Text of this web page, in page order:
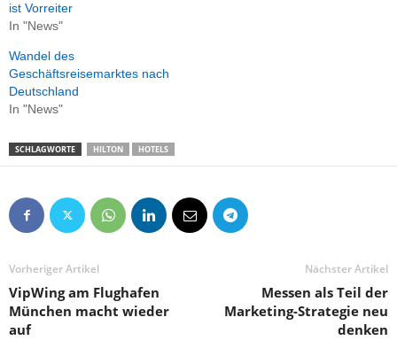
ist Vorreiter
In "News"
Wandel des
Geschäftsreisemarktes nach
Deutschland
In "News"
SCHLAGWORTE HILTON HOTELS
Vorheriger Artikel
VipWing am Flughafen
München macht wieder
auf
Nächster Artikel
Messen als Teil der
Marketing-Strategie neu
denken